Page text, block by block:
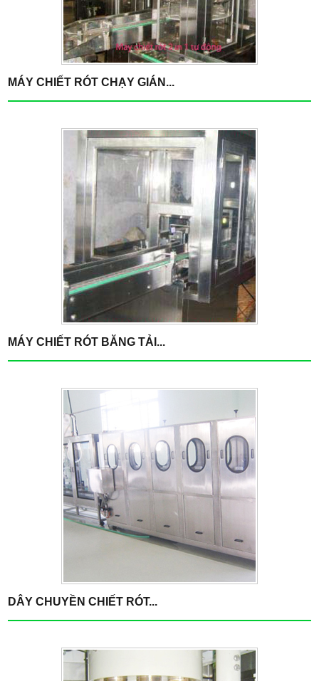
MÁY CHIẾT RÓT CHẠY GIÁN...
MÁY CHIẾT RÓT BĂNG TẢI...
DÂY CHUYỀN CHIẾT RÓT...